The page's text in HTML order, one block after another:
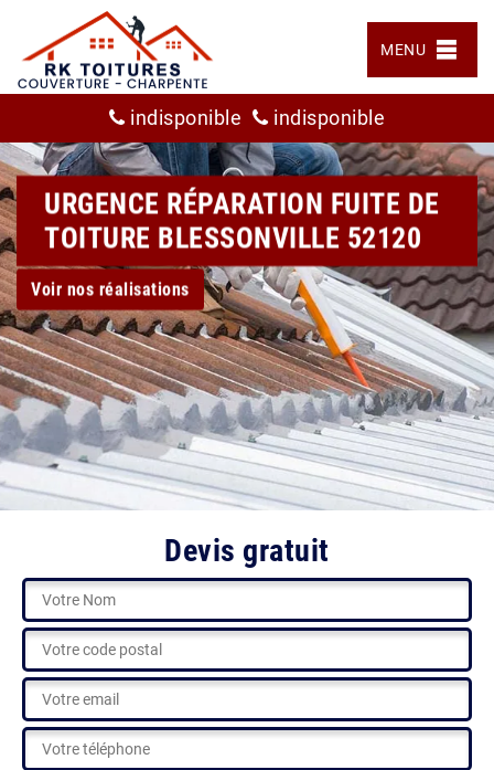
MENU
indisponible indisponible
URGENCE RÉPARATION FUITE DE
TOITURE BLESSONVILLE 52120
Voir nos réalisations
Devis gratuit